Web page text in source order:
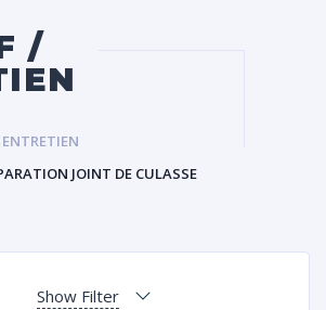
/
JOINT DE CULASSE
Show Filter